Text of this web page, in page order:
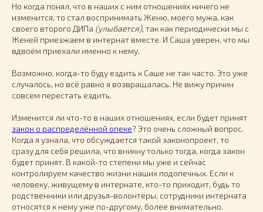
Но когда понял, что в наших с ним отношениях ничего не
изменится, то стал воспринимать Женю, моего мужа, как
своего второго ДИПа (улыбается), так как периодически мы с
Женей приезжаем в интернат вместе. И Саша уверен, что мы
вдвоём приехали именно к нему.
Возможно, когда-то буду ездить к Саше не так часто. Это уже
случалось, но всё равно я возвращалась. Не вижу причин
совсем перестать ездить.
Изменится ли что-то в наших отношениях, если будет принят
закон о распределённой опеке? Это очень сложный вопрос.
Когда я узнала, что обсуждается такой законопроект, то
сразу для себя решила, что вникну только тогда, когда закон
будет принят. В какой-то степени мы уже и сейчас
контролируем качество жизни наших подопечных. Если к
человеку, живущему в интернате, кто-то приходит, будь то
родственники или друзья-волонтёры, сотрудники интерната
относятся к нему уже по-другому, более внимательно.